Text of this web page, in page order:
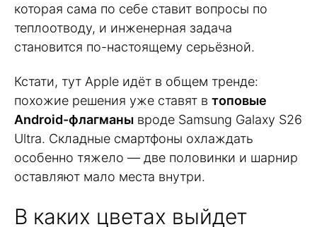
которая сама по себе ставит вопросы по
теплоотводу, и инженерная задача
становится по-настоящему серьёзной.
Кстати, тут Apple идёт в общем тренде:
похожие решения уже ставят в топовые
Android-флагманы вроде Samsung Galaxy S26
Ultra. Складные смартфоны охлаждать
особенно тяжело — две половинки и шарнир
оставляют мало места внутри.
В каких цветах выйдет